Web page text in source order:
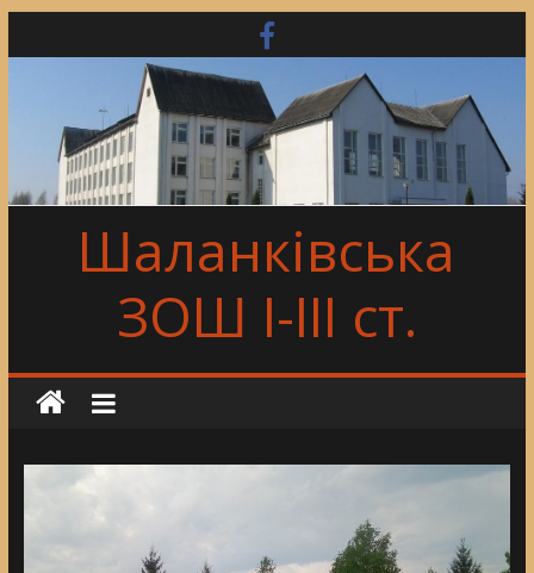
to
Шаланківська
ЗОШ І-ІІІ ст.